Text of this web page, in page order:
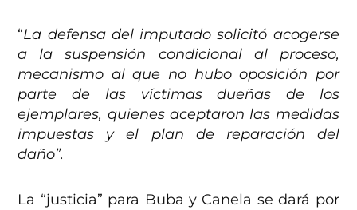
“La defensa del imputado solicitó acogerse
a la suspensión condicional al proceso,
mecanismo al que no hubo oposición por
parte de las víctimas dueñas de los
ejemplares, quienes aceptaron las medidas
impuestas y el plan de reparación del
daño”.
La “justicia” para Buba y Canela se dará por